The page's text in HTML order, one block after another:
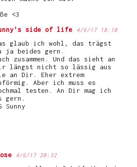
<3
side of life 4/6/17 18:10
glaub ich wohl, das trägst
ja beides gern.
zusammen. Und das sieht an
längst nicht so lässig aus
an Dir. Eher extrem
Aber ich muss es
testen. An Dir mag ich
gern.
Sunny
4/6/17 20:32